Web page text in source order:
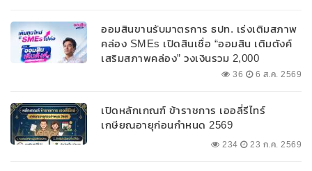
ออมสินขานรับมาตรการ ธปท. เร่งเติมสภาพ
คล่อง SMEs เปิดสินเชื่อ “ออมสิน เติมตังค์
เสริมสภาพคล่อง” วงเงินรวม 2,000
ลบ.สนับสนุนเงินทุนหมุนเวียนวงเงินกู้สูงสุด
36 6 ส.ค. 2569
เปิดหลักเกณฑ์ ข้าราชการ เออลี่รีไทร์
เกษียณอายุก่อนกำหนด 2569
234 23 ก.ค. 2569